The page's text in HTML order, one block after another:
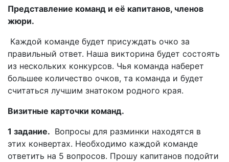
Представление команд и её капитанов, членов
жюри.
Каждой команде будет присуждать очко за
правильный ответ. Наша викторина будет состоять
из нескольких конкурсов. Чья команда наберет
большее количество очков, та команда и будет
считаться лучшим знатоком родного края.
Визитные карточки команд.
1 задание. Вопросы для разминки находятся в
этих конвертах. Необходимо каждой команде
ответить на 5 вопросов. Прошу капитанов подойти